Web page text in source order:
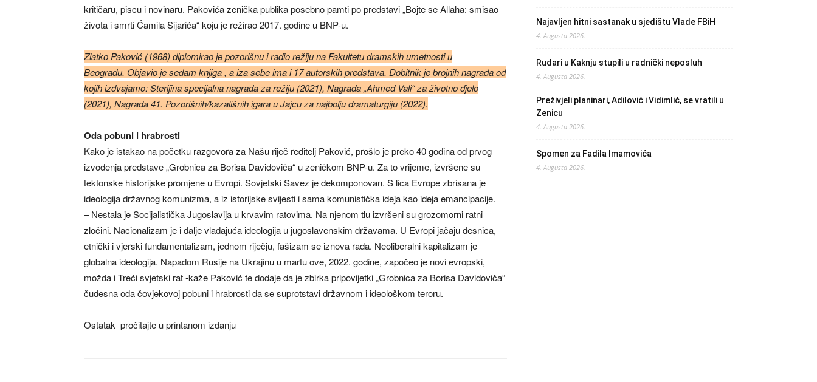
kritičaru, piscu i novinaru. Pakovića zenička publika posebno pamti po predstavi „Bojte se Allaha: smisao
života i smrti Ćamila Sijarića“ koju je režirao 2017. godine u BNP-u.
Zlatko Paković (1968) diplomirao je pozorišnu i radio režiju na Fakultetu dramskih umetnosti u
Beogradu. Objavio je sedam knjiga , a iza sebe ima i 17 autorskih predstava. Dobitnik je brojnih nagrada od
kojih izdvajamo: Sterijina specijalna nagrada za režiju (2021), Nagrada „Ahmed Vali“ za životno djelo
(2021), Nagrada 41. Pozorišnih/kazališnih igara u Jajcu za najbolju dramaturgiju (2022).
Oda pobuni i hrabrosti
Kako je istakao na početku razgovora za Našu riječ reditelj Paković, prošlo je preko 40 godina od prvog
izvođenja predstave „Grobnica za Borisa Davidoviča“ u zeničkom BNP-u. Za to vrijeme, izvršene su
tektonske historijske promjene u Evropi. Sovjetski Savez je dekomponovan. S lica Evrope zbrisana je
ideologija državnog komunizma, a iz istorijske svijesti i sama komunistička ideja kao ideja emancipacije.
– Nestala je Socijalistička Jugoslavija u krvavim ratovima. Na njenom tlu izvršeni su grozomorni ratni
zločini. Nacionalizam je i dalje vladajuća ideologija u jugoslavenskim državama. U Evropi jačaju desnica,
etnički i vjerski fundamentalizam, jednom riječju, fašizam se iznova rađa. Neoliberalni kapitalizam je
globalna ideologija. Napadom Rusije na Ukrajinu u martu ove, 2022. godine, započeo je novi evropski,
možda i Treći svjetski rat -kaže Paković te dodaje da je zbirka pripovijetki „Grobnica za Borisa Davidoviča“
čudesna oda čovjekovoj pobuni i hrabrosti da se suprotstavi državnom i ideološkom teroru.
Ostatak pročitajte u printanom izdanju
Najavljen hitni sastanak u sjedištu Vlade FBiH
4. Augusta 2026.
Rudari u Kaknju stupili u radnički neposluh
4. Augusta 2026.
Preživjeli planinari, Adilović i Vidimlić, se vratili u
Zenicu
4. Augusta 2026.
Spomen za Fadila Imamovića
4. Augusta 2026.